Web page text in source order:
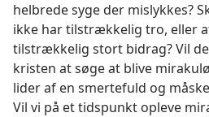
helbrede syge der mislykkes?
ikke har tilstrækkelig tro, eller
tilstrækkelig stort bidrag? Vil
kristen at søge at blive
lider af en smertefuld og
Vil vi på et tidspunkt opleve